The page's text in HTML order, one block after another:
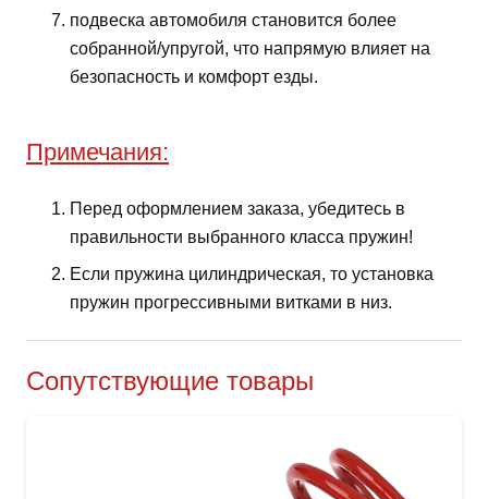
подвеска автомобиля становится более
собранной/упругой, что напрямую влияет на
безопасность и комфорт езды.
Примечания:
Перед оформлением заказа, убедитесь в
правильности выбранного класса пружин!
Если пружина цилиндрическая, то установка
пружин прогрессивными витками в низ.
Сопутствующие товары